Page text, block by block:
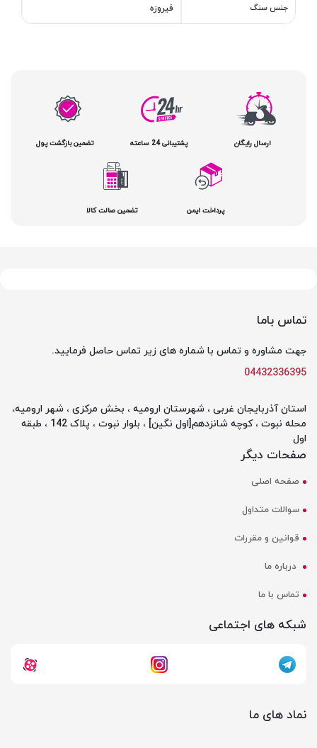
جنس سنگ فیروزه
ارسال رایگان پشتیبانی 24 ساعته تضمین بازگشت پول
پرداخت ایمن تضمین صالت کالا
تماس باما
جهت مشاوره و تماس با شماره های زیر تماس حاصل فرمایید.
04432336395
استان آذربایجان غربی ، شهرستان ارومیه ، بخش مرکزی ، شهر ارومیه،
محله نبوت ، کوچه شانزدهم[اول نگین] ، بلوار نبوت ، پلاک 142 ، طبقه
اول
صفحات دیگر
صفحه اصلی
سوالات متداول
قوانین و مقررات
درباره ما
تماس با ما
شبکه های اجتماعی
نماد های ما